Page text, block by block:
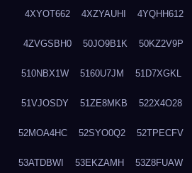
4XYOT662 4XZYAUHI 4YQHH612
4ZVGSBH0 50JO9B1K 50KZ2V9P
510NBX1W 5160U7JM 51D7XGKL
51VJOSDY 51ZE8MKB 522X4O28
52MOA4HC 52SYO0Q2 52TPECFV
53ATDBWI 53EKZAMH 53Z8FUAW